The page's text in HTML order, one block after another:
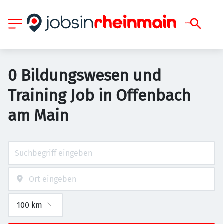
0 Bildungswesen und
Training Job in Offenbach
am Main